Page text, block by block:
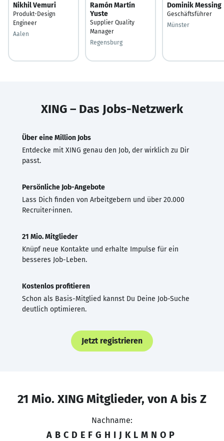
Nikhil Vemuri
Produkt-Design
Engineer
Aalen
Ramón Martín
Yuste
Supplier Quality
Manager
Regensburg
Dominik Messing
Geschäftsführer
Münster
XING – Das Jobs-Netzwerk
Über eine Million Jobs
Entdecke mit XING genau den Job, der wirklich zu Dir
passt.
Persönliche Job-Angebote
Lass Dich finden von Arbeitgebern und über 20.000
Recruiter·innen.
21 Mio. Mitglieder
Knüpf neue Kontakte und erhalte Impulse für ein
besseres Job-Leben.
Kostenlos profitieren
Schon als Basis-Mitglied kannst Du Deine Job-Suche
deutlich optimieren.
Jetzt registrieren
21 Mio. XING Mitglieder, von A bis Z
Nachname:
A B C D E F G H I J K L M N O P